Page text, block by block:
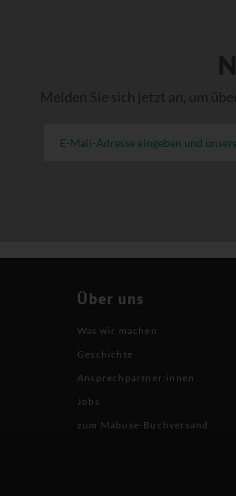
Melden Sie sich jetzt an, um
Über uns
Was wir machen
Geschichte
Ansprechpartner:innen
Jobs
zum Mabuse-Buchversand